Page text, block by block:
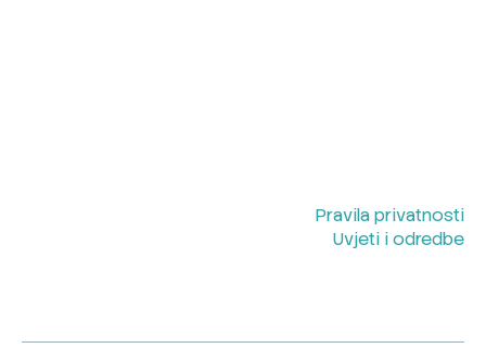
Pravila privatnosti
Uvjeti i odredbe